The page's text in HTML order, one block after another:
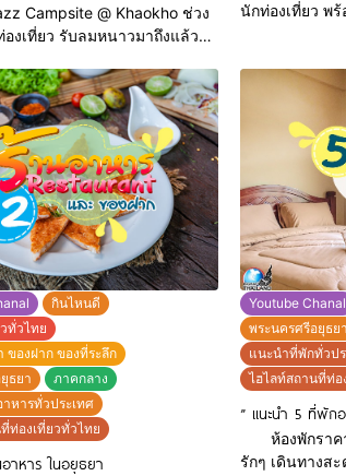
@ Khaokho ช่วง
งเที่ยว รับลมหนาวมาถึงแล้วจ้า
Jazz Campsite @ Khaokho
ยนะคะ สนใจสอบถาม
083-942-5644, 065-252-
245-5962 Facebook :
Location On Google
maps/3tW8aUkC7EkUa4nz6
นักท่องเที่ยว พ
Campsite @
Facebook
: https://
: https://
แคมป์ปอ เขาค้
062-
กินไหนดี
ทั่วไทย
ของฝาก ของที่ระลึก
ธยา
ภาคกลาง
หารทั่วประเทศ
ท่องเที่ยวทั่วไทย
อาหาร ในอยุธยา
Youtube Chanal
พระนครศรีอยุธยา
แนะนำที่พักทั่วปร
ไฮไลท์สถานที่ท่อ
” แนะนำ 5 ที่พัก
ห้องพักราคา
รักๆ เดินทางส